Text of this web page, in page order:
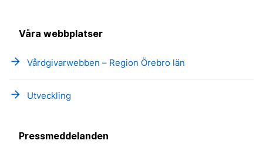
Våra webbplatser
arrow_forward Vårdgivarwebben – Region Örebro län
arrow_forward Utveckling
Pressmeddelanden